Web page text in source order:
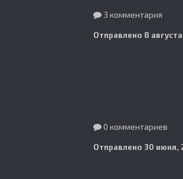
3 комментария
Отправлено 8
0 комментариев
Отправлено 30 июня,